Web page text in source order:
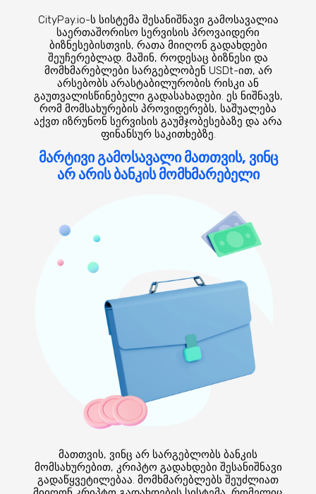
CityPay.io-ს სისტემა შესანიშნავი გამოსავალია
საერთაშორისო სერვისის პროვაიდერი
ბიზნესებისთვის, რათა მიიღონ გადახდები
შეუჩერებლად. მაშინ, როდესაც ბიზნესი და
მომხმარებლები სარგებლობენ USDt-ით, არ
არსებობს არასტაბილურობის რისკი ან
გაუთვალისწინებელი გადასახადები. ეს ნიშნავს,
რომ მომსახურების პროვიდერებს, საშუალება
აქვთ იზრუნონ სერვისის გაუმჯობესებაზე და არა
ფინანსურ საკითხებზე.
მათთვის, ვინც არ სარგებლობს ბანკის
მომსახურებით, კრიპტო გადახდები შესანიშნავი
გადაწყვეტილებაა. მომხმარებლებს შეუძლიათ
მარტივი გამოსავალი მათთვის, ვინც
არ არის ბანკის მომხმარებელი